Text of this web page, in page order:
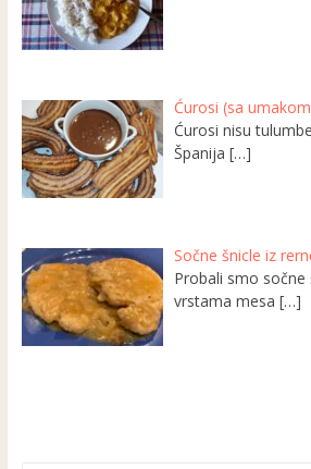
Ćurosi (sa
Ćurosi nisu
Španija[…]
Sočne šnicle iz
Probali smo sočne
vrstama mesa[…]